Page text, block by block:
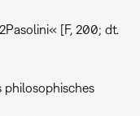
[F, 200; dt.
philosophisches